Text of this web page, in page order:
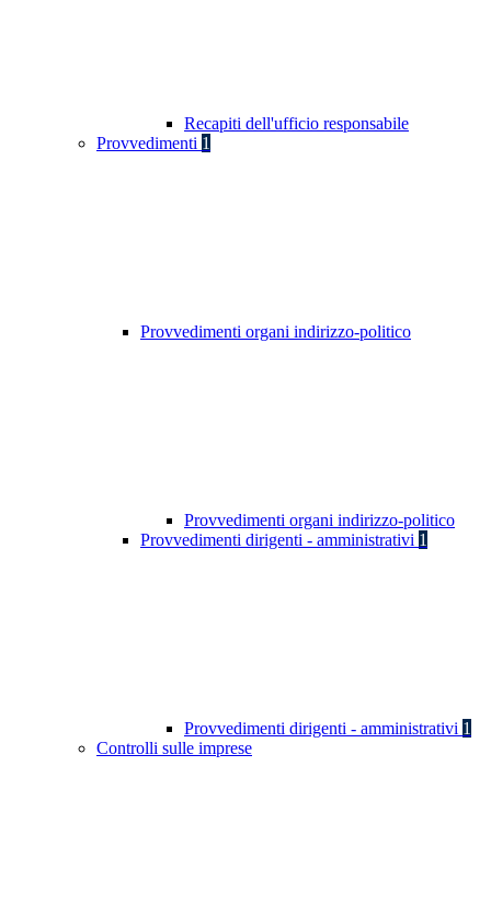
Recapiti dell'ufficio responsabile
Provvedimenti 1
Provvedimenti organi indirizzo-politico
Provvedimenti organi indirizzo-politico
Provvedimenti dirigenti - amministrativi 1
Provvedimenti dirigenti - amministrativi 1
Controlli sulle imprese